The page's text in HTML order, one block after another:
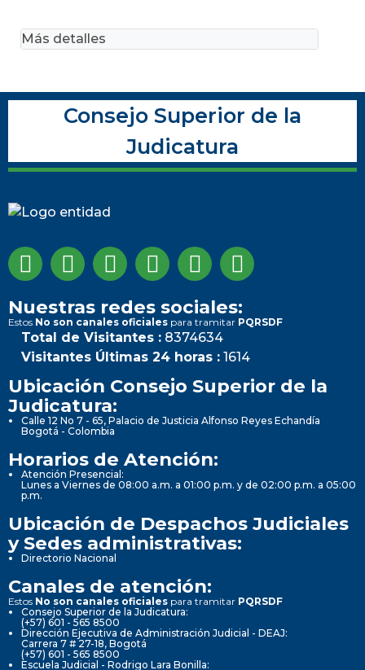
Más detalles
Consejo Superior de la
Judicatura
Nuestras redes sociales:
Estos No son canales oficiales para tramitar PQRSDF
Total de Visitantes : 8374634
Visitantes Últimas 24 horas : 1614
Ubicación Consejo Superior de la
Judicatura:
Calle 12 No 7 - 65, Palacio de Justicia Alfonso Reyes Echandía
Bogotá - Colombia
Horarios de Atención:
Atención Presencial:
Lunes a Viernes de 08:00 a.m. a 01:00 p.m. y de 02:00 p.m. a 05:00
p.m.
Ubicación de Despachos Judiciales
y Sedes administrativas:
Directorio Nacional
Canales de atención:
Estos No son canales oficiales para tramitar PQRSDF
Consejo Superior de la Judicatura:
(+57) 601 - 565 8500
Dirección Ejecutiva de Administración Judicial - DEAJ:
Carrera 7 # 27-18, Bogotá
(+57) 601 - 565 8500
Escuela Judicial - Rodrigo Lara Bonilla: